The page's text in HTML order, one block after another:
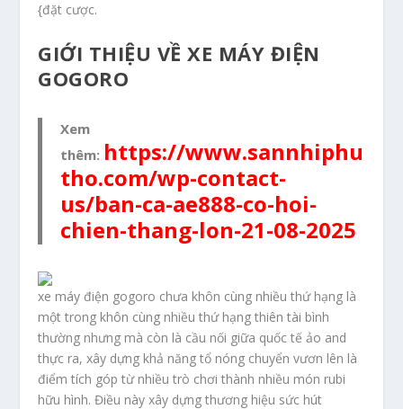
{đặt cược.
GIỚI THIỆU VỀ XE MÁY ĐIỆN
GOGORO
Xem
thêm: https://www.sannhiphu
tho.com/wp-contact-
us/ban-ca-ae888-co-hoi-
chien-thang-lon-21-08-2025
xe máy điện gogoro chưa khôn cùng nhiều thứ hạng là
một trong khôn cùng nhiều thứ hạng thiên tài bình
thường nhưng mà còn là cầu nối giữa quốc tế ảo and
thực ra, xây dựng khả năng tổ nóng chuyển vươn lên là
điểm tích góp từ nhiều trò chơi thành nhiều món rubi
hữu hình. Điều này xây dựng thương hiệu sức hút